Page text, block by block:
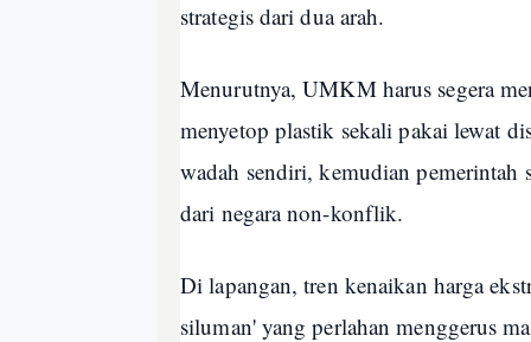
strategis dari dua arah.
Menurutnya, UMKM harus segera
menyetop plastik sekali pakai lewat
wadah sendiri, kemudian pemerintah
dari negara non-konflik.
Di lapangan, tren kenaikan harga
siluman' yang perlahan menggerus